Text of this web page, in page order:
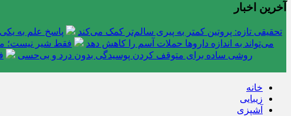
آخرین اخبار
تحقیقی تازه: پروتین کمتر به پیری سالم‌تر کمک می‌کند پاسخ علم به
می‌تواند به اندازه داروها حملات آسم را کاهش دهد
فقط شیر نیست؛
روشی ساده برای متوقف کردن پوسیدگی بدون درد و بی‌حسی
خانه
زیبایی
آشپزی